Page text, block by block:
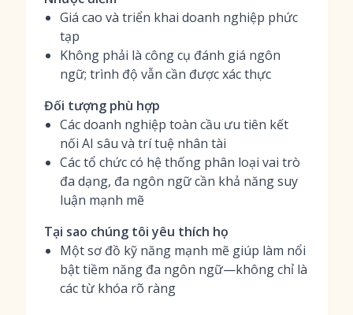
Giá cao và triển khai doanh nghiệp phức
tạp
Không phải là công cụ đánh giá ngôn
ngữ; trình độ vẫn cần được xác thực
Đối tượng phù hợp
Các doanh nghiệp toàn cầu ưu tiên kết
nối AI sâu và trí tuệ nhân tài
Các tổ chức có hệ thống phân loại vai trò
đa dạng, đa ngôn ngữ cần khả năng suy
luận mạnh mẽ
Tại sao chúng tôi yêu thích họ
Một sơ đồ kỹ năng mạnh mẽ giúp làm nổi
bật tiềm năng đa ngôn ngữ—không chỉ là
các từ khóa rõ ràng